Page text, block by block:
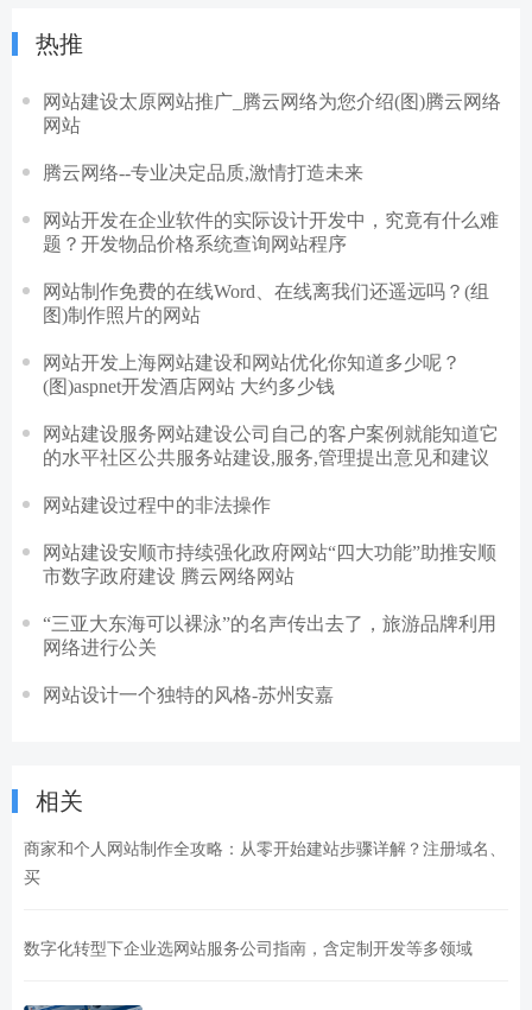
热推
网站建设太原网站推广_腾云网络为您介绍(图)腾云网络
网站
腾云网络--专业决定品质,激情打造未来
网站开发在企业软件的实际设计开发中，究竟有什么难
题？开发物品价格系统查询网站程序
网站制作免费的在线Word、在线离我们还遥远吗？(组
图)制作照片的网站
网站开发上海网站建设和网站优化你知道多少呢？
(图)aspnet开发酒店网站 大约多少钱
网站建设服务网站建设公司自己的客户案例就能知道它
的水平社区公共服务站建设,服务,管理提出意见和建议
网站建设过程中的非法操作
网站建设安顺市持续强化政府网站“四大功能”助推安顺
市数字政府建设 腾云网络网站
“三亚大东海可以裸泳”的名声传出去了，旅游品牌利用
网络进行公关
网站设计一个独特的风格-苏州安嘉
相关
商家和个人网站制作全攻略：从零开始建站步骤详解？注册域名、
买
数字化转型下企业选网站服务公司指南，含定制开发等多领域